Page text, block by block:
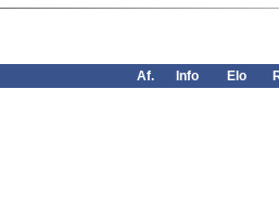
Af. Info Elo